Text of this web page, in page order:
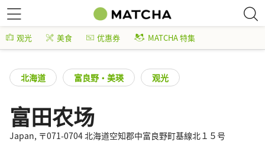
观光 美食 优惠券 MATCHA 特集
北海道 富良野・美瑛 观光
富田农场
Japan, 〒071-0704 北海道空知郡中富良野町基線北１５号